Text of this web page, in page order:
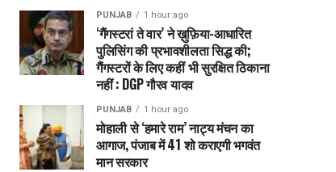
PUNJAB 1 hour ago
‘गैंगस्टरां ते वार’ ने ख़ुफ़िया-आधारित
पुलिसिंग की प्रभावशीलता सिद्ध की;
गैंगस्टरों के लिए कहीं भी सुरक्षित ठिकाना
नहीं : DGP गौरव यादव
PUNJAB 1 hour ago
मोहाली से ‘हमारे राम’ नाट्य मंचन का
आगाज, पंजाब में 41 शो कराएगी भगवंत
मान सरकार